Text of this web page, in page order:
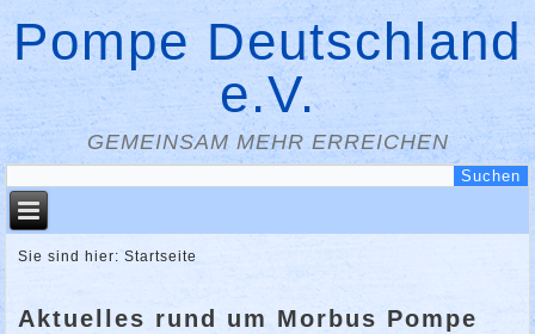
Pompe Deutschland
e.V.
GEMEINSAM MEHR ERREICHEN
Sie sind hier:Startseite
Aktuelles rund um Morbus Pompe